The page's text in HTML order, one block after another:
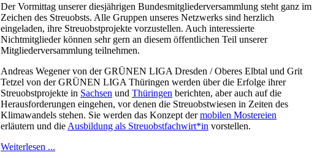
Der Vormittag unserer diesjährigen Bundesmitgliederversammlung steht ganz im
Zeichen des Streuobsts. Alle Gruppen unseres Netzwerks sind herzlich
eingeladen, ihre Streuobstprojekte vorzustellen. Auch interessierte
Nichtmitglieder können sehr gern an diesem öffentlichen Teil unserer
Mitgliederversammlung teilnehmen.
Andreas Wegener von der GRÜNEN LIGA Dresden / Oberes Elbtal und Grit
Tetzel von der GRÜNEN LIGA Thüringen werden über die Erfolge ihrer
Streuobstprojekte in Sachsen und Thüringen berichten, aber auch auf die
Herausforderungen eingehen, vor denen die Streuobstwiesen in Zeiten des
Klimawandels stehen. Sie werden das Konzept dermobilen Mostereien
erläutern und die Ausbildung als Streuobstfachwirt*in vorstellen.
Weiterlesen ...